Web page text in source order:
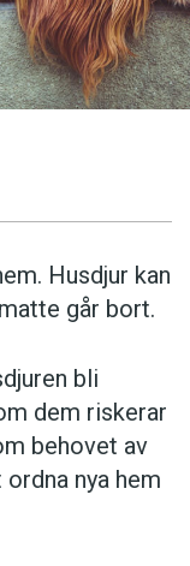
Husdjur kan
går bort.
bli
dem riskerar
behovet av
nya hem